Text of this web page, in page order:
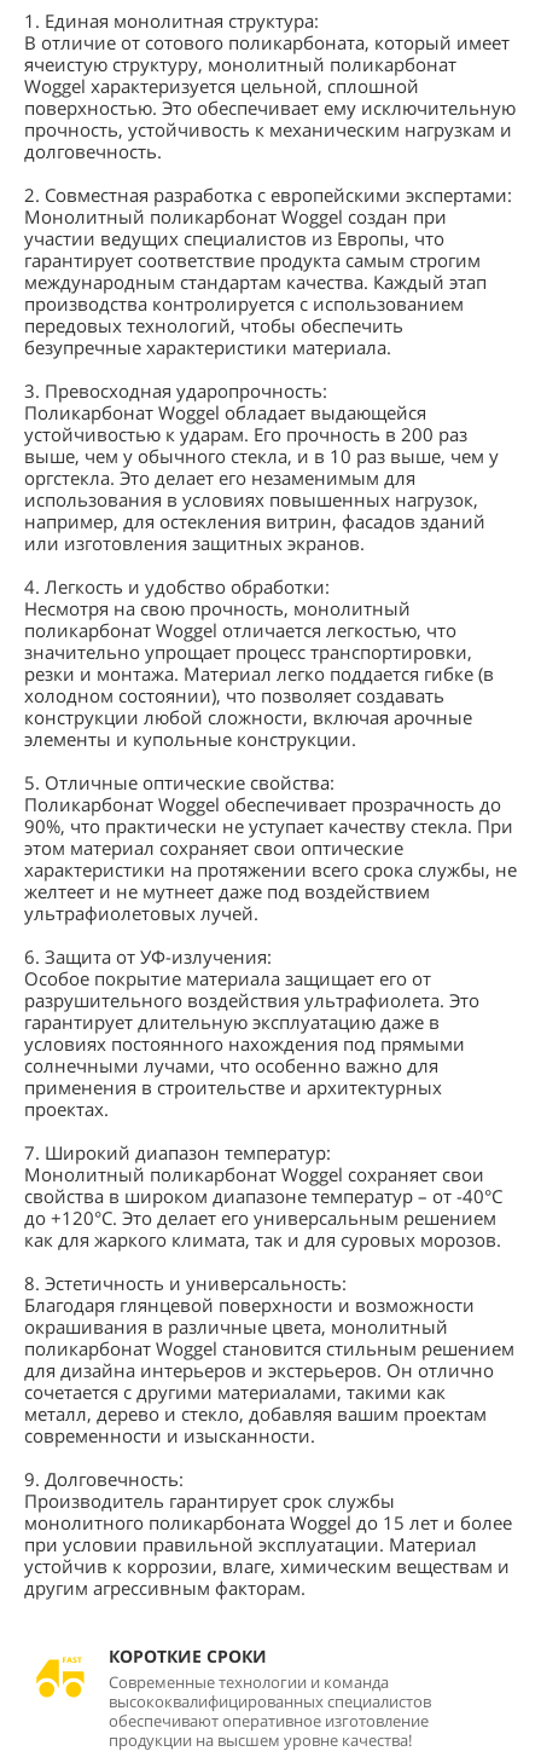
1. Единая монолитная структура:
В отличие от сотового поликарбоната, который имеет
ячеистую структуру, монолитный поликарбонат
Woggel характеризуется цельной, сплошной
поверхностью. Это обеспечивает ему исключительную
прочность, устойчивость к механическим нагрузкам и
долговечность.
2. Совместная разработка с европейскими экспертами:
Монолитный поликарбонат Woggel создан при
участии ведущих специалистов из Европы, что
гарантирует соответствие продукта самым строгим
международным стандартам качества. Каждый этап
производства контролируется с использованием
передовых технологий, чтобы обеспечить
безупречные характеристики материала.
3. Превосходная ударопрочность:
Поликарбонат Woggel обладает выдающейся
устойчивостью к ударам. Его прочность в 200 раз
выше, чем у обычного стекла, и в 10 раз выше, чем у
оргстекла. Это делает его незаменимым для
использования в условиях повышенных нагрузок,
например, для остекления витрин, фасадов зданий
или изготовления защитных экранов.
4. Легкость и удобство обработки:
Несмотря на свою прочность, монолитный
поликарбонат Woggel отличается легкостью, что
значительно упрощает процесс транспортировки,
резки и монтажа. Материал легко поддается гибке (в
холодном состоянии), что позволяет создавать
конструкции любой сложности, включая арочные
элементы и купольные конструкции.
5. Отличные оптические свойства:
Поликарбонат Woggel обеспечивает прозрачность до
90%, что практически не уступает качеству стекла. При
этом материал сохраняет свои оптические
характеристики на протяжении всего срока службы, не
желтеет и не мутнеет даже под воздействием
ультрафиолетовых лучей.
6. Защита от УФ-излучения:
Особое покрытие материала защищает его от
разрушительного воздействия ультрафиолета. Это
гарантирует длительную эксплуатацию даже в
условиях постоянного нахождения под прямыми
солнечными лучами, что особенно важно для
применения в строительстве и архитектурных
проектах.
7. Широкий диапазон температур:
Монолитный поликарбонат Woggel сохраняет свои
свойства в широком диапазоне температур – от -40°C
до +120°C. Это делает его универсальным решением
как для жаркого климата, так и для суровых морозов.
8. Эстетичность и универсальность:
Благодаря глянцевой поверхности и возможности
окрашивания в различные цвета, монолитный
поликарбонат Woggel становится стильным решением
для дизайна интерьеров и экстерьеров. Он отлично
сочетается с другими материалами, такими как
металл, дерево и стекло, добавляя вашим проектам
современности и изысканности.
9. Долговечность:
Производитель гарантирует срок службы
монолитного поликарбоната Woggel до 15 лет и более
при условии правильной эксплуатации. Материал
устойчив к коррозии, влаге, химическим веществам и
другим агрессивным факторам.
КОРОТКИЕ СРОКИ
Современные технологии и команда
высококвалифицированных специалистов
обеспечивают оперативное изготовление
продукции на высшем уровне качества!